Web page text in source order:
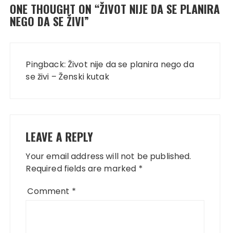
ONE THOUGHT ON “ŽIVOT NIJE DA SE PLANIRA
NEGO DA SE ŽIVI”
Pingback: Život nije da se planira nego da
se živi – Ženski kutak
LEAVE A REPLY
Your email address will not be published.
Required fields are marked *
Comment *